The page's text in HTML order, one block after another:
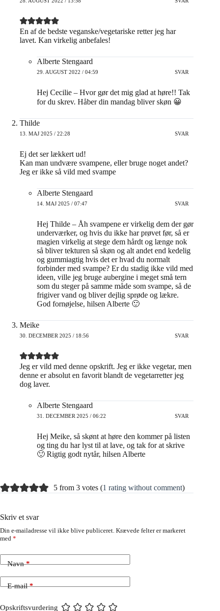
En af de bedste veganske/vegetariske retter jeg har
lavet. Kan virkelig anbefales!
Alberte Stengaard
29. AUGUST 2022 / 04:59 SVAR
Hej Cecilie – Hvor gør det mig glad at høre!! Tak
for du skrev. Håber din mandag bliver skøn 😀
Thilde
13. MAJ 2025 / 22:28 SVAR
Ej det ser lækkert ud!
Kan man undvære svampene, eller bruge noget andet?
Jeg er ikke så vild med svampe
Alberte Stengaard
14. MAJ 2025 / 07:47 SVAR
Hej Thilde – Åh svampene er virkelig dem der gør
underværker, og hvis du ikke har prøvet før, så er
magien virkelig at stege dem hårdt og længe nok
så bliver tekturen så skøn og alt andet end kedelig
og gummiagtig hvis det er hvad du normalt
forbinder med svampe? Er du stadig ikke vild med
ideen, ville jeg bruge aubergine i meget små tern
som du steger på samme måde som svampe, så de
frigiver vand og bliver dejlig sprøde og lækre.
God fornøjelse, hilsen Alberte 🙂
Meike
30. DECEMBER 2025 / 18:56 SVAR
Jeg er vild med denne opskrift. Jeg er ikke vegetar, men
denne er absolut en favorit blandt de vegetarretter jeg
dog laver.
Alberte Stengaard
31. DECEMBER 2025 / 06:22 SVAR
Hej Meike, så skønt at høre den kommer på listen
og ting du har lyst til at lave, og tak for at skrive
🙂 Rigtig godt nytår, hilsen Alberte
5 from 3 votes (1 rating without comment)
Skriv et svar
Din e-mailadresse vil ikke blive publiceret. Krævede felter er markeret
med *
Navn*
E-mail*
Opskriftsvurdering